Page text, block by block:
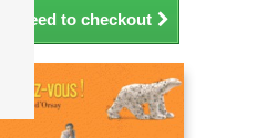
Proceed to checkout